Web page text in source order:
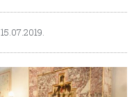
15.07.2019.